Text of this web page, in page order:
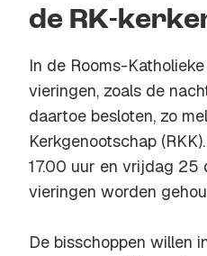
de RK-
In de Rooms-
vieringen, zoals de
daartoe besloten, zo
Kerkgenootschap
17.00 uur en vrijdag 25
vieringen worden
De bisschoppen willen